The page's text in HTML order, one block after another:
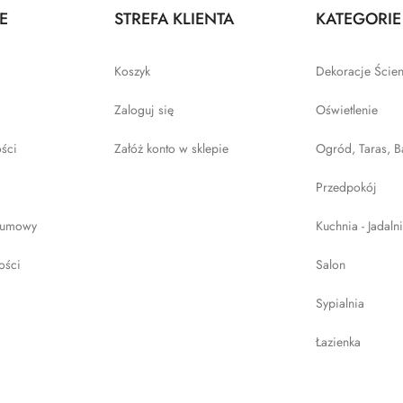
STREFA KLIENTA
Koszyk
Zaloguj się
Załóż konto w sklepie
KATEGORIE
Dekoracje
Oświetlenie
Ogród, Taras,
Przedpokój
Kuchnia -
Salon
Sypialnia
Łazienka